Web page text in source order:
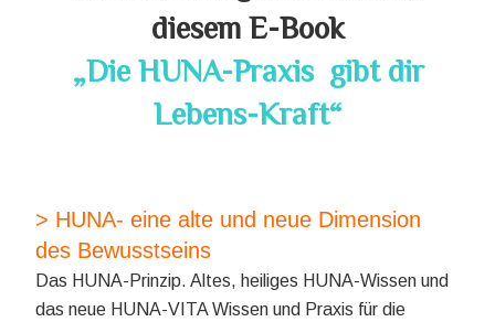
diesem E-Book
„Die HUNA-Praxis gibt dir
Lebens-Kraft“
> HUNA- eine alte und neue Dimension
des Bewusstseins
Das HUNA-Prinzip. Altes, heiliges HUNA-Wissen und
das neue HUNA-VITA Wissen und Praxis für die